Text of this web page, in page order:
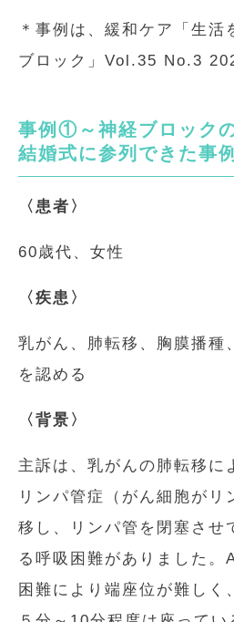
＊事例は、緩和ケア「生活
ブロック」Vol.35 No.3
事例①～神経ブロック
結婚式に参列できた事
〈患者〉
60歳代、女性
〈疾患〉
乳がん、肺転移、胸膜播種
を認める
〈背景〉
主訴は、乳がんの肺転移に
リンパ管症（がん細胞がリ
移し、リンパ管を閉塞させ
る呼吸困難がありました。
困難により端座位が難しく